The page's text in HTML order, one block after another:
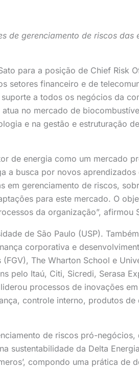
de gerenciamento de riscos das
para a posição de Chief Risk
setores financeiro e de
a todos os negócios da
no mercado de
e na gestão e estruturação
de energia como um mercado
a busca por novos aprendizados
em gerenciamento de riscos,
para este mercado. O
da organização”, afirmou
de São Paulo (USP).
corporativa e
The Wharton School e
pelo Itaú, Citi, Sicredi, Serasa
processos de inovações
controle interno, produtos de
de riscos pró-negócios,
sustentabilidade da Delta
compondo uma prática de